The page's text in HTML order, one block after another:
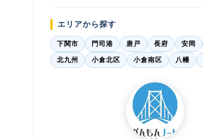
エリアから探す
下関市 門司港 唐戸 長府 安岡
北九州 小倉北区 小倉南区 八幡